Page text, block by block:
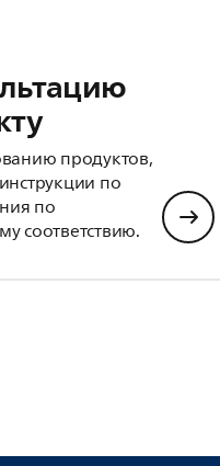
продуктов,
по
по
соответствию.